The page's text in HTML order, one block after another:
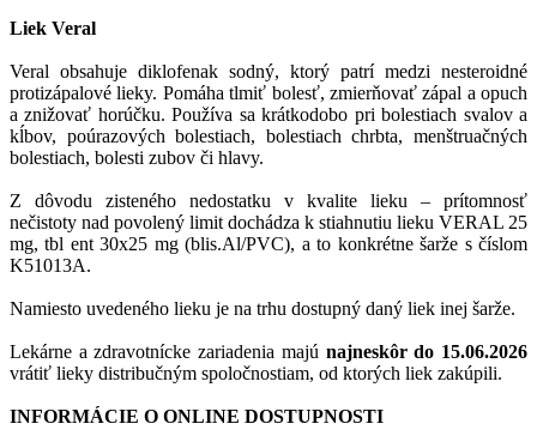
Liek Veral
Veral obsahuje diklofenak sodný, ktorý patrí medzi nesteroidné
protizápalové lieky. Pomáha tlmiť bolesť, zmierňovať zápal a opuch
a znižovať horúčku. Používa sa krátkodobo pri bolestiach svalov a
kĺbov, poúrazových bolestiach, bolestiach chrbta, menštruačných
bolestiach, bolesti zubov či hlavy.
Z dôvodu zisteného nedostatku v kvalite lieku – prítomnosť
nečistoty nad povolený limit dochádza k stiahnutiu lieku VERAL 25
mg, tbl ent 30x25 mg (blis.Al/PVC), a to konkrétne šarže s číslom
K51013A.
Namiesto uvedeného lieku je na trhu dostupný daný liek inej šarže.
Lekárne a zdravotnícke zariadenia majú najneskôr do 15.06.2026
vrátiť lieky distribučným spoločnostiam, od ktorých liek zakúpili.
INFORMÁCIE O ONLINE DOSTUPNOSTI